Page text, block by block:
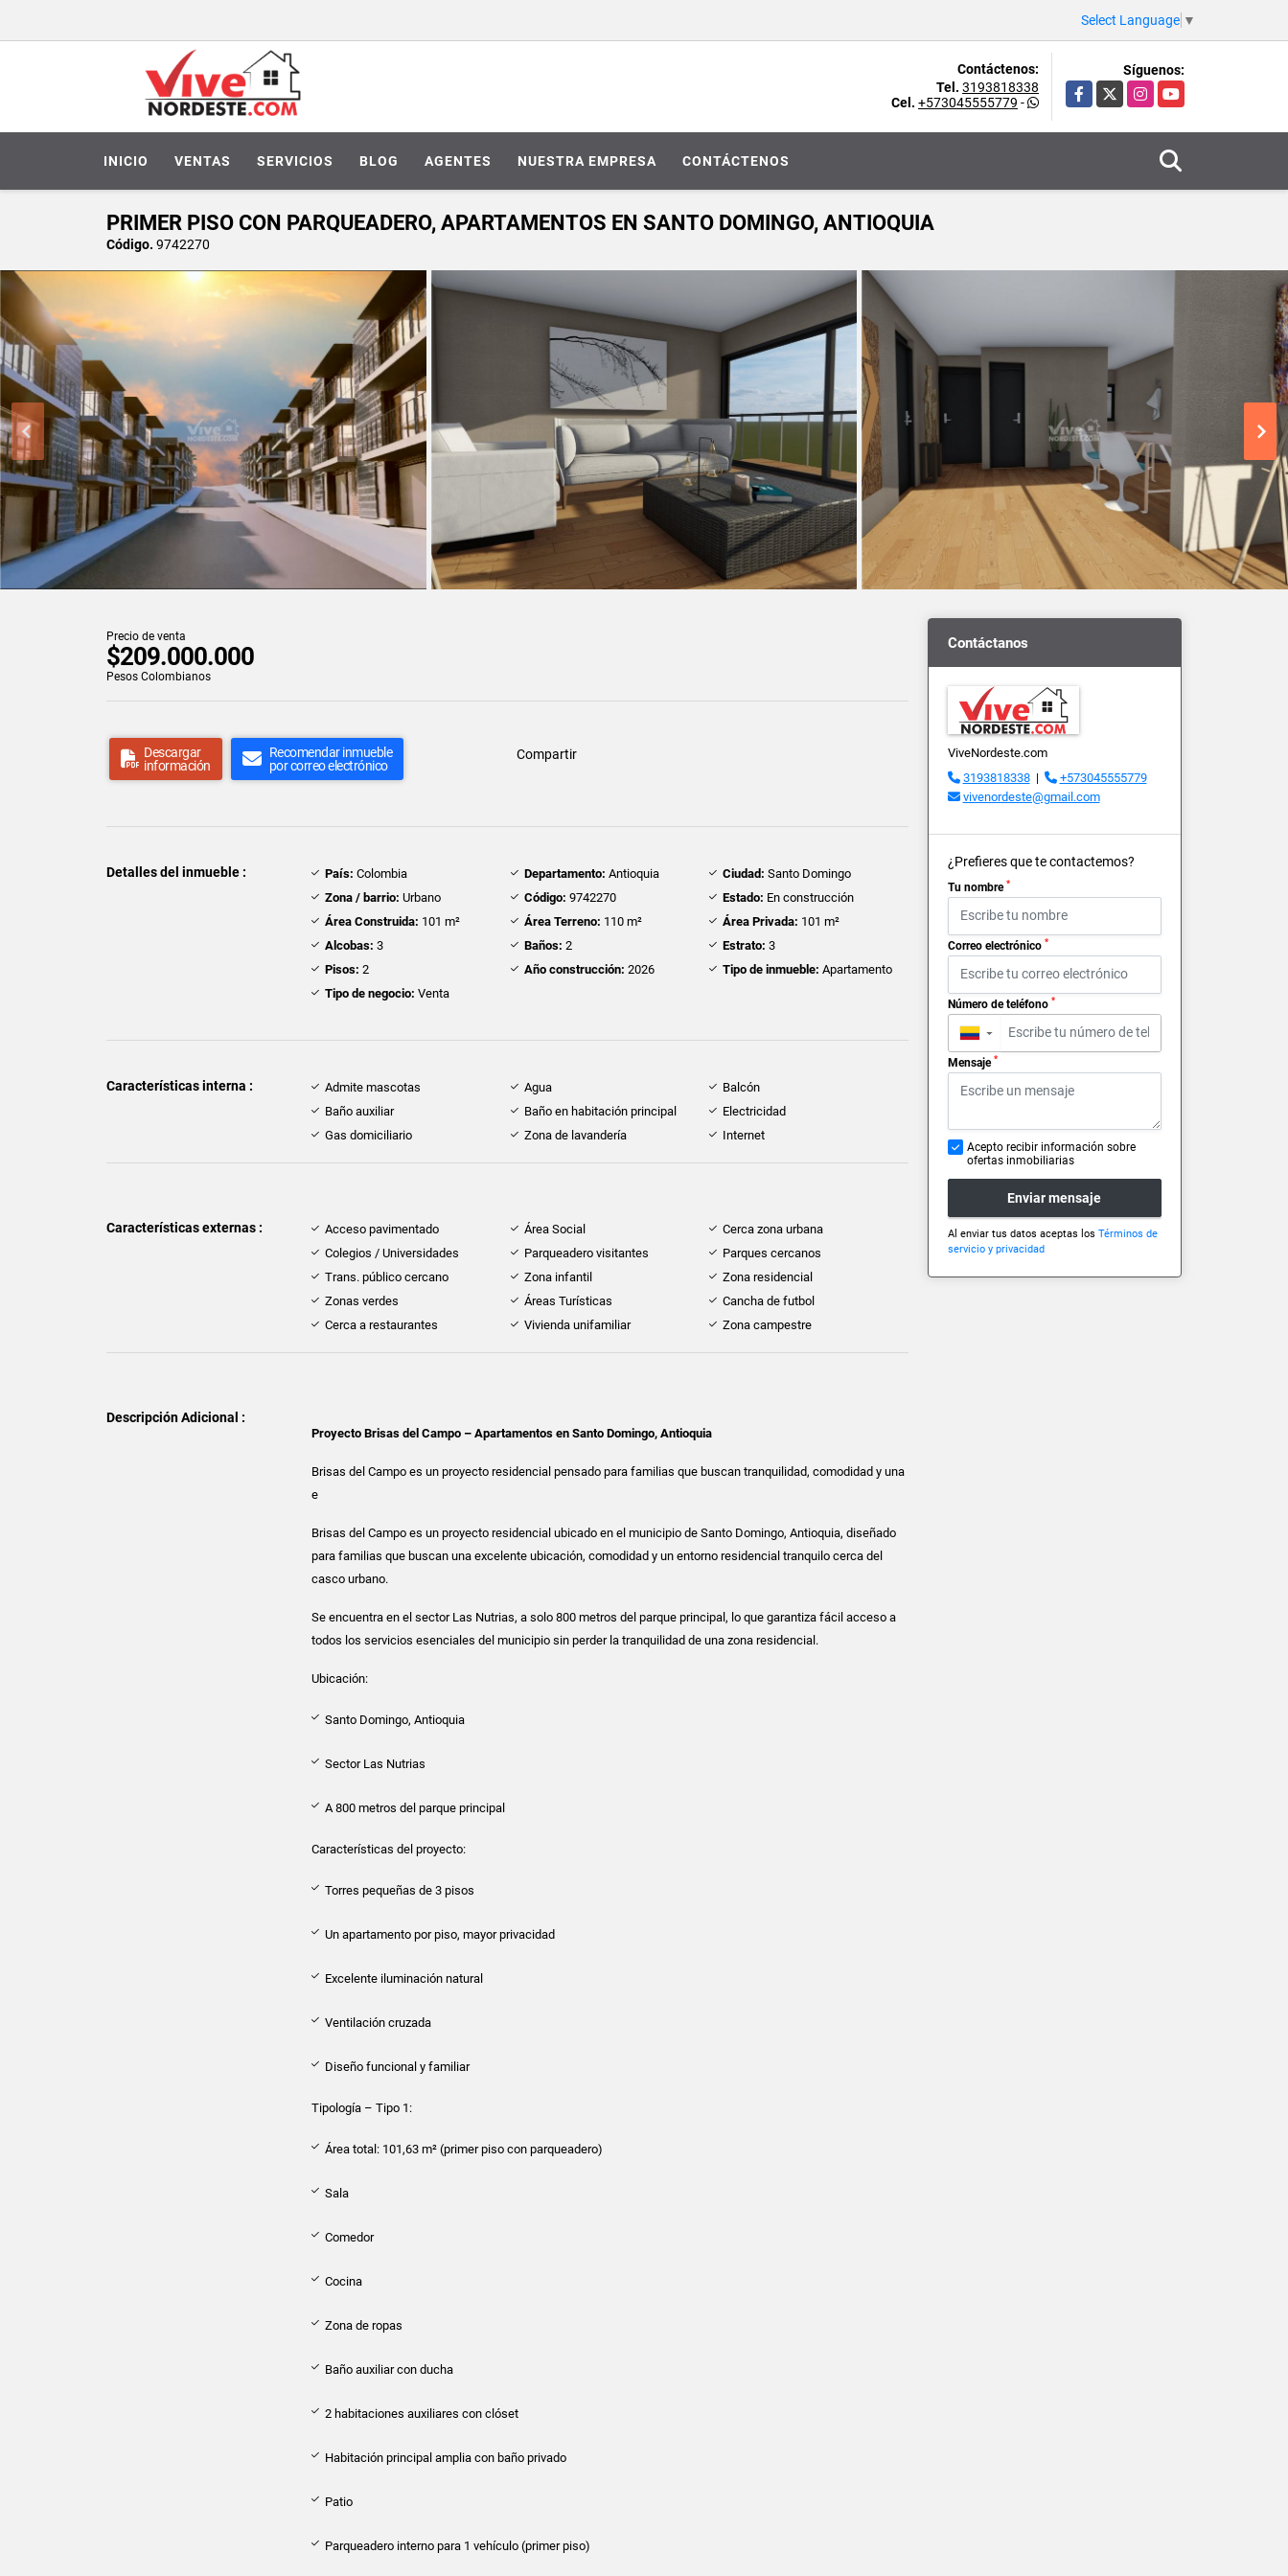
Select Language ▼
Contáctenos:
Tel. 3193818338
Cel. +573045555779 -
Síguenos:
Facebook
X InstagramYouTube
INICIO VENTAS SERVICIOS BLOG AGENTES NUESTRA EMPRESA CONTÁCTENOS
PRIMER PISO CON PARQUEADERO, APARTAMENTOS EN SANTO DOMINGO, ANTIOQUIA
Código. 9742270
Precio de venta
$209.000.000
Pesos Colombianos
Descargar
información
Recomendar inmueble
por correo electrónico
Compartir
Detalles del inmueble : País: Colombia Departamento: Antioquia Ciudad: Santo Domingo
Zona / barrio: Urbano Código: 9742270 Estado: En construcción
Área Construida: 101 m² Área Terreno: 110 m² Área Privada: 101 m²
Alcobas: 3 Baños: 2 Estrato: 3
Pisos: 2 Año construcción: 2026 Tipo de inmueble: Apartamento
Tipo de negocio: Venta
Características interna : Admite mascotas Agua
Balcón
Baño auxiliar
Baño en habitación principal
Electricidad
Gas domiciliario
Zona de lavandería Internet
Características externas : Acceso pavimentado Área Social
Cerca zona urbana
Colegios / Universidades
Parqueadero visitantes
Parques cercanos
Trans. público cercano
Zona infantil
Zona residencial
Zonas verdes
Áreas Turísticas
Cancha de futbol
Cerca a restaurantes
Vivienda unifamiliar Zona campestre
Descripción Adicional :
Proyecto Brisas del Campo – Apartamentos en Santo Domingo, Antioquia
Brisas del Campo es un proyecto residencial pensado para familias que buscan tranquilidad, comodidad y una
e
Brisas del Campo es un proyecto residencial ubicado en el municipio de Santo Domingo, Antioquia, diseñado
para familias que buscan una excelente ubicación, comodidad y un entorno residencial tranquilo cerca del
casco urbano.
Se encuentra en el sector Las Nutrias, a solo 800 metros del parque principal, lo que garantiza fácil acceso a
todos los servicios esenciales del municipio sin perder la tranquilidad de una zona residencial.
Ubicación:
Santo Domingo, Antioquia
Sector Las Nutrias
A 800 metros del parque principal
Características del proyecto:
Torres pequeñas de 3 pisos
Un apartamento por piso, mayor privacidad
Excelente iluminación natural
Ventilación cruzada
Diseño funcional y familiar
Tipología – Tipo 1:
Área total: 101,63 m² (primer piso con parqueadero)
Sala
Comedor
Cocina
Zona de ropas
Baño auxiliar con ducha
2 habitaciones auxiliares con clóset
Habitación principal amplia con baño privado
Patio
Parqueadero interno para 1 vehículo (primer piso)
Contáctanos
ViveNordeste.com
3193818338|
+573045555779
vivenordeste@gmail.com
¿Prefieres que te contactemos?
Tu nombre *
Correo electrónico *
Número de teléfono *
▼
Mensaje *
Acepto recibir información sobre
ofertas inmobiliarias
Enviar mensaje
Al enviar tus datos aceptas los Términos de
servicio y privacidad